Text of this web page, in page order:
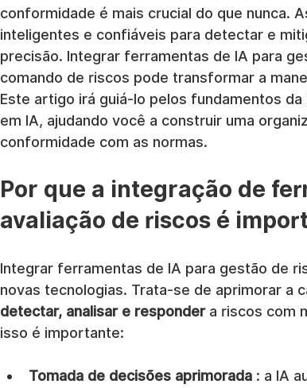
conformidade é mais crucial do que nunca.
inteligentes e confiáveis para detectar e
precisão. Integrar ferramentas de IA para
comando de riscos pode transformar a
Este artigo irá guiá-lo pelos fundamentos
em IA, ajudando você a construir uma
conformidade com as normas.
Por que a integração de
avaliação de riscos é
Integrar ferramentas de IA para gestão de
novas tecnologias. Trata-se de aprimorar a
detectar, analisar e responder a riscos com
isso é importante:
Tomada de decisões aprimorada : a IA